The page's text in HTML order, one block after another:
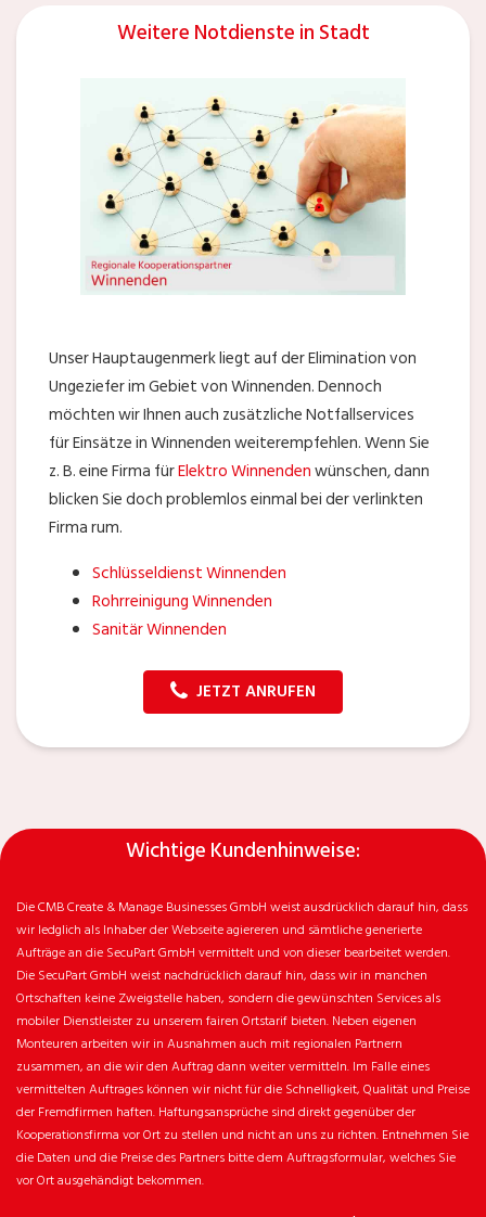
Weitere Notdienste in Stadt
Unser Hauptaugenmerk liegt auf der Elimination von
Ungeziefer im Gebiet von Winnenden. Dennoch
möchten wir Ihnen auch zusätzliche Notfallservices
für Einsätze in Winnenden weiterempfehlen. Wenn Sie
z. B. eine Firma fürElektro Winnendenwünschen, dann
blicken Sie doch problemlos einmal bei der verlinkten
Firma rum.
Schlüsseldienst Winnenden
Rohrreinigung Winnenden
Sanitär Winnenden
JETZT ANRUFEN
Wichtige Kundenhinweise:
Die CMB Create & Manage Businesses GmbH weist ausdrücklich darauf hin, dass
wir ledglich als Inhaber der Webseite agiereren und sämtliche generierte
Aufträge an die SecuPart GmbH vermittelt und von dieser bearbeitet werden.
Die SecuPart GmbH weist nachdrücklich darauf hin, dass wir in manchen
Ortschaften keine Zweigstelle haben, sondern die gewünschten Services als
mobiler Dienstleister zu unserem fairen Ortstarif bieten. Neben eigenen
Monteuren arbeiten wir in Ausnahmen auch mit regionalen Partnern
zusammen, an die wir den Auftrag dann weiter vermitteln. Im Falle eines
vermittelten Auftrages können wir nicht für die Schnelligkeit, Qualität und Preise
der Fremdfirmen haften. Haftungsansprüche sind direkt gegenüber der
Kooperationsfirma vor Ort zu stellen und nicht an uns zu richten. Entnehmen Sie
die Daten und die Preise des Partners bitte dem Auftragsformular, welches Sie
vor Ort ausgehändigt bekommen.